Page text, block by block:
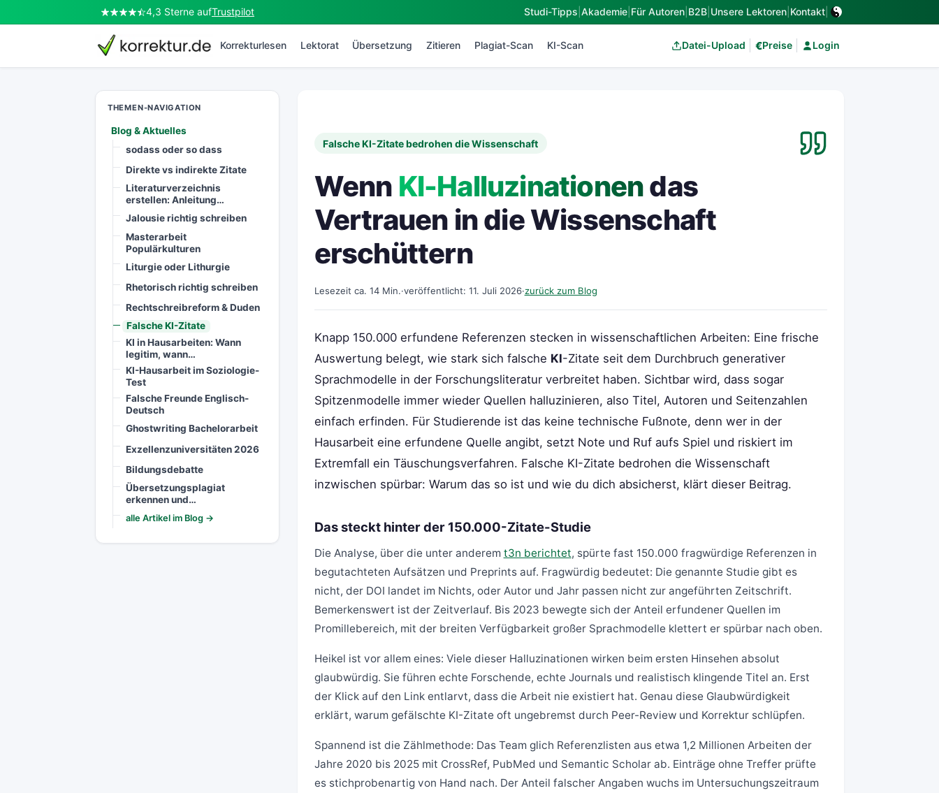
4,3 Sterne aufTrustpilot Studi-Tipps Akademie Für Autoren B2B Unsere Lektoren Kontakt
korrektur.de Korrekturlesen Lektorat Übersetzung Zitieren Plagiat-Scan KI-Scan Datei-Upload €Preise Login
THEMEN-NAVIGATION
Blog & Aktuelles
sodass oder so dass
Direkte vs indirekte Zitate
Literaturverzeichnis
erstellen: Anleitung…
Jalousie richtig schreiben
Masterarbeit
Populärkulturen
Liturgie oder Lithurgie
Rhetorisch richtig schreiben
Rechtschreibreform & Duden
Falsche KI-Zitate
KI in Hausarbeiten: Wann
legitim, wann…
KI-Hausarbeit im Soziologie-
Test
Falsche Freunde Englisch-
Deutsch
Ghostwriting Bachelorarbeit
Exzellenzuniversitäten 2026
Bildungsdebatte
Übersetzungsplagiat
erkennen und…
alle Artikel im Blog →
Falsche KI-Zitate bedrohen die Wissenschaft
Wenn KI-Halluzinationendas
Vertrauen in die Wissenschaft
erschüttern
Lesezeit ca. 14 Min.·veröffentlicht: 11. Juli 2026·zurück zum Blog
Knapp 150.000 erfundene Referenzen stecken in wissenschaftlichen Arbeiten: Eine frische
Auswertung belegt, wie stark sich falsche KI-Zitate seit dem Durchbruch generativer
Sprachmodelle in der Forschungsliteratur verbreitet haben. Sichtbar wird, dass sogar
Spitzenmodelle immer wieder Quellen halluzinieren, also Titel, Autoren und Seitenzahlen
einfach erfinden. Für Studierende ist das keine technische Fußnote, denn wer in der
Hausarbeit eine erfundene Quelle angibt, setzt Note und Ruf aufs Spiel und riskiert im
Extremfall ein Täuschungsverfahren. Falsche KI-Zitate bedrohen die Wissenschaft
inzwischen spürbar: Warum das so ist und wie du dich absicherst, klärt dieser Beitrag.
Das steckt hinter der 150.000-Zitate-Studie
Die Analyse, über die unter anderem t3n berichtet, spürte fast 150.000 fragwürdige Referenzen in
begutachteten Aufsätzen und Preprints auf. Fragwürdig bedeutet: Die genannte Studie gibt es
nicht, der DOI landet im Nichts, oder Autor und Jahr passen nicht zur angeführten Zeitschrift.
Bemerkenswert ist der Zeitverlauf. Bis 2023 bewegte sich der Anteil erfundener Quellen im
Promillebereich, mit der breiten Verfügbarkeit großer Sprachmodelle klettert er spürbar nach oben.
Heikel ist vor allem eines: Viele dieser Halluzinationen wirken beim ersten Hinsehen absolut
glaubwürdig. Sie führen echte Forschende, echte Journals und realistisch klingende Titel an. Erst
der Klick auf den Link entlarvt, dass die Arbeit nie existiert hat. Genau diese Glaubwürdigkeit
erklärt, warum gefälschte KI-Zitate oft ungebremst durch Peer-Review und Korrektur schlüpfen.
Spannend ist die Zählmethode: Das Team glich Referenzlisten aus etwa 1,2 Millionen Arbeiten der
Jahre 2020 bis 2025 mit CrossRef, PubMed und Semantic Scholar ab. Einträge ohne Treffer prüfte
es stichprobenartig von Hand nach. Der Anteil falscher Angaben wuchs im Untersuchungszeitraum